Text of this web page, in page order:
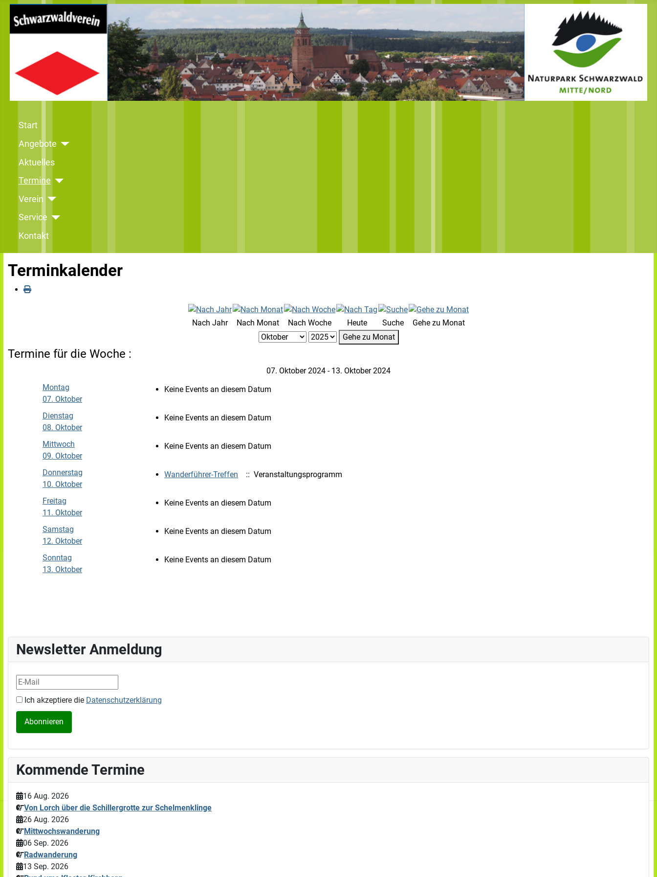
Start
Angebote
Aktuelles
Termine
Verein
Service
Kontakt
Terminkalender
Nach Jahr Nach Monat Nach Woche Heute Suche
Gehe zu Monat
Gehe zu Monat
Termine für die Woche :
07. Oktober 2024 - 13. Oktober 2024
Montag
07. Oktober
Keine Events an diesem Datum
Dienstag
08. Oktober
Keine Events an diesem Datum
Mittwoch
09. Oktober
Keine Events an diesem Datum
Donnerstag
10. Oktober
Wanderführer-Treffen :: Veranstaltungsprogramm
Freitag
11. Oktober
Keine Events an diesem Datum
Samstag
12. Oktober
Keine Events an diesem Datum
Sonntag
13. Oktober
Keine Events an diesem Datum
Newsletter Anmeldung
Ich akzeptiere die Datenschutzerklärung
Kommende Termine
16 Aug. 2026
Von Lorch über die Schillergrotte zur Schelmenklinge
26 Aug. 2026
Mittwochswanderung
06 Sep. 2026
Radwanderung
13 Sep. 2026